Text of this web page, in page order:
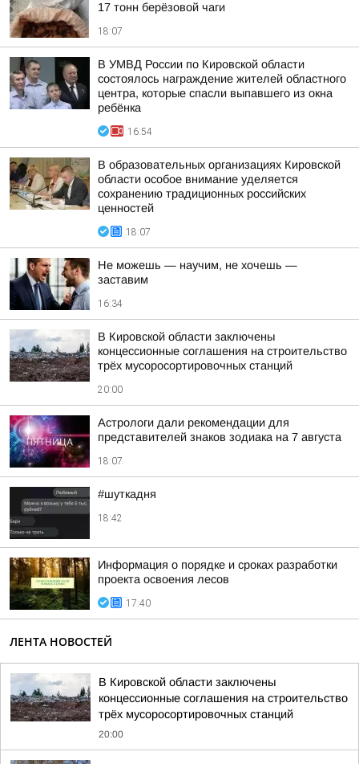
17 тонн берёзовой чаги
18:07
В УМВД России по Кировской области
состоялось награждение жителей областного
центра, которые спасли выпавшего из окна
ребёнка
16:54
В образовательных организациях Кировской
области особое внимание уделяется
сохранению традиционных российских
ценностей
18:07
Не можешь — научим, не хочешь —
заставим
16:34
В Кировской области заключены
концессионные соглашения на строительство
трёх мусоросортировочных станций
20:00
Астрологи дали рекомендации для
представителей знаков зодиака на 7 августа
18:07
#шуткадня
18:42
Информация о порядке и сроках разработки
проекта освоения лесов
17:40
ЛЕНТА НОВОСТЕЙ
В Кировской области заключены
концессионные соглашения на строительство
трёх мусоросортировочных станций
20:00